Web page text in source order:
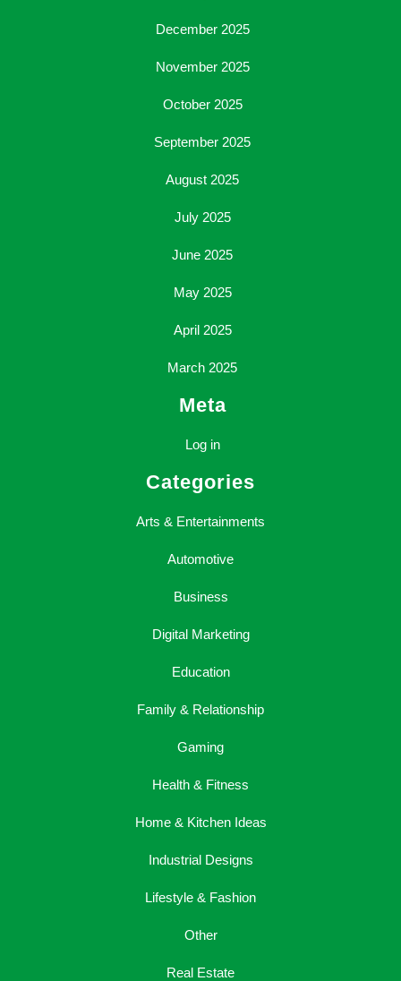
December 2025
November 2025
October 2025
September 2025
August 2025
July 2025
June 2025
May 2025
April 2025
March 2025
Meta
Log in
Categories
Arts & Entertainments
Automotive
Business
Digital Marketing
Education
Family & Relationship
Gaming
Health & Fitness
Home & Kitchen Ideas
Industrial Designs
Lifestyle & Fashion
Other
Real Estate